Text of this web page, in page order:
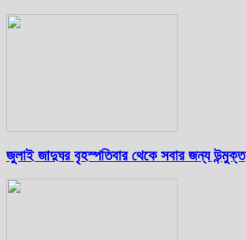
জুলাই জাদুঘর বৃহস্পতিবার থেকে সবার জন্য উন্মুক্ত